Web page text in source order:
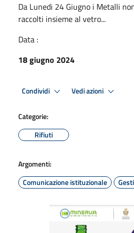
Da Lunedi 24 Giugno i Metalli
raccolti insieme al vetro...
Data :
18 giugno 2024
Condividi Vedi azioni
Categorie:
Rifiuti
Argomenti:
Comunicazione istituzionale